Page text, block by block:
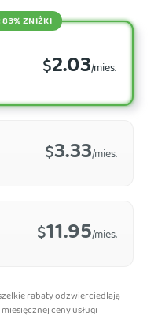
$11.95/mies.
$2.03/mies.
83% ZNIŻKI
$3.33/mies.
rabaty odzwierciedlają
ceny usługi